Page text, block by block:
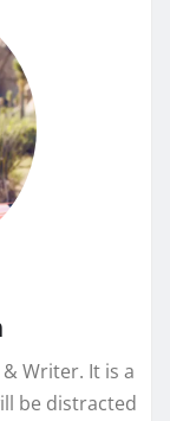
Writer. It is a
be distracted